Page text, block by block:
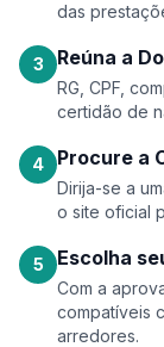
das
3 Reúna a
RG, CPF,
certidão de
4 Procure a
Dirija-se a
o site oficial
5 Escolha
Com a
compatíveis
arredores.